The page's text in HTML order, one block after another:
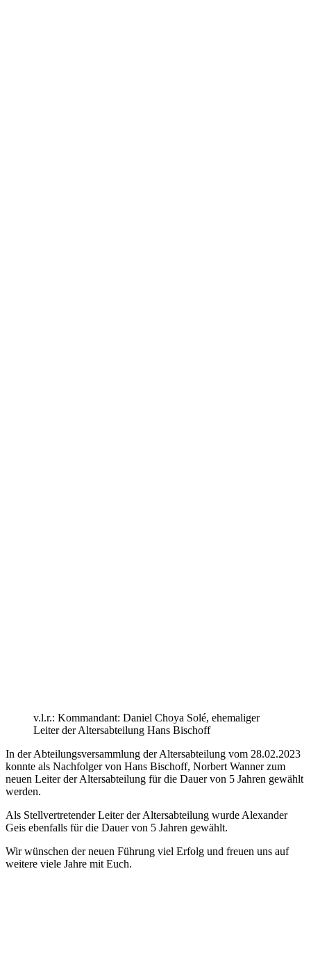
v.l.r.: Kommandant: Daniel Choya Solé, ehemaliger
Leiter der Altersabteilung Hans Bischoff
In der Abteilungsversammlung der Altersabteilung vom 28.02.2023
konnte als Nachfolger von Hans Bischoff, Norbert Wanner zum
neuen Leiter der Altersabteilung für die Dauer von 5 Jahren gewählt
werden.
Als Stellvertretender Leiter der Altersabteilung wurde Alexander
Geis ebenfalls für die Dauer von 5 Jahren gewählt.
Wir wünschen der neuen Führung viel Erfolg und freuen uns auf
weitere viele Jahre mit Euch.